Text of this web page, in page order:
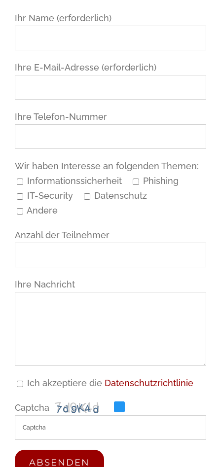
Ihr Name (erforderlich)
Ihre E-Mail-Adresse (erforderlich)
Ihre Telefon-Nummer
Wir haben Interesse an folgenden Themen:
Informationssicherheit
Phishing
IT-Security
Datenschutz
Andere
Anzahl der Teilnehmer
Ihre Nachricht
Ich akzeptiere die Datenschutzrichtlinie
Captcha
enter